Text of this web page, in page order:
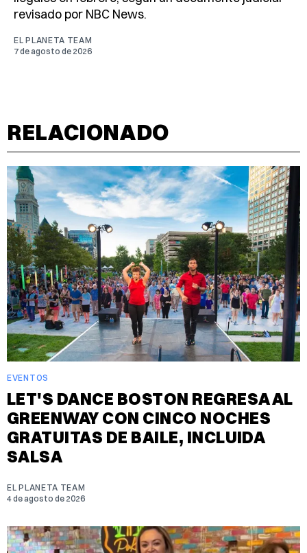
revisado por NBC News.
EL PLANETA TEAM
7 de agosto de 2026
RELACIONADO
EVENTOS
LET'S DANCE BOSTON REGRESA AL
GREENWAY CON CINCO NOCHES
GRATUITAS DE BAILE, INCLUIDA
SALSA
EL PLANETA TEAM
4 de agosto de 2026